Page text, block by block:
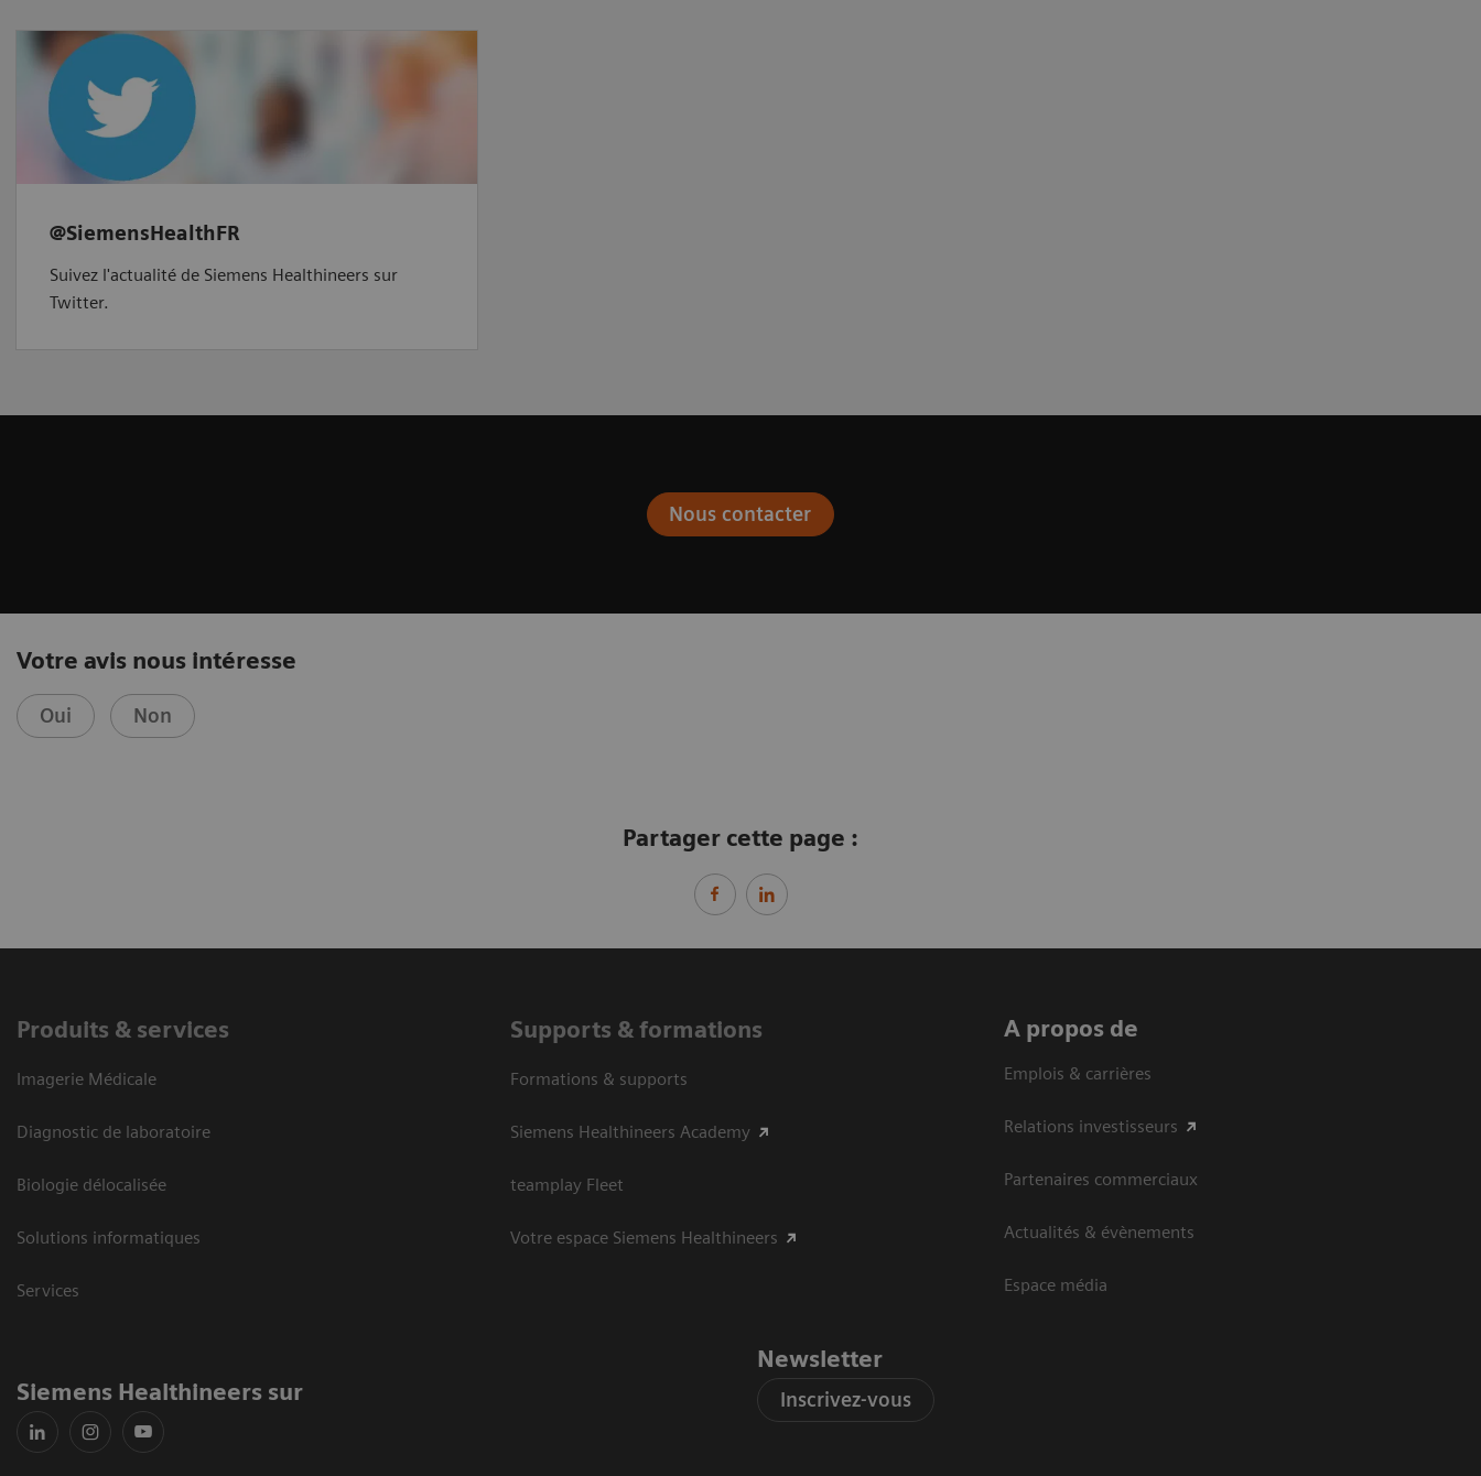
@SiemensHealthFR
Suivez l'actualité de Siemens Healthineers sur
Twitter.
Nous contacter
Votre avis nous intéresse
Oui Non
Partager cette page :
Produits & services
Imagerie Médicale
Diagnostic de laboratoire
Biologie délocalisée
Solutions informatiques
Services
Supports & formations
Formations & supports
Siemens Healthineers Academy
teamplay Fleet
Votre espace Siemens Healthineers
A propos de
Emplois & carrières
Relations investisseurs
Partenaires commerciaux
Actualités & évènements
Espace média
Siemens Healthineers sur
Newsletter
Inscrivez-vous